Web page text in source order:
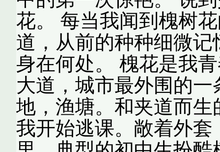
花。 每当我闻到槐树
道，从前的种种细微
身在何处。 槐花是我
大道，城市最外围的
地，渔塘。和夹道而
我开始逃课。敞着外